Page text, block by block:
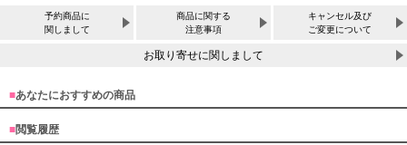
予約商品に
関しまして
商品に関する
注意事項
キャンセル及び
ご変更について
お取り寄せに関しまして
■あなたにおすすめの商品
■閲覧履歴